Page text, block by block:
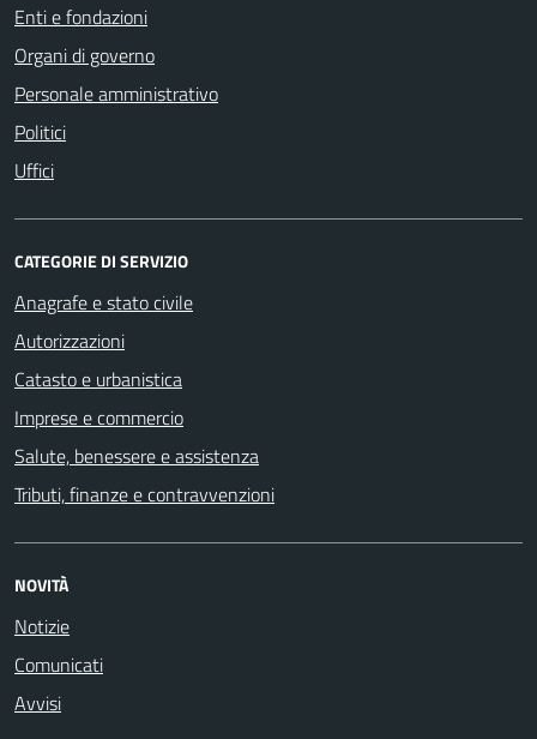
Enti e fondazioni
Organi di governo
Personale amministrativo
Politici
Uffici
CATEGORIE DI SERVIZIO
Anagrafe e stato civile
Autorizzazioni
Catasto e urbanistica
Imprese e commercio
Salute, benessere e assistenza
Tributi, finanze e contravvenzioni
NOVITÀ
Notizie
Comunicati
Avvisi